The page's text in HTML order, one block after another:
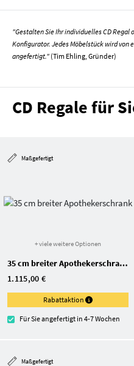
"Gestalten Sie Ihr individuelles CD Regal
Konfigurator. Jedes Möbelstück wird von
angefertigt." (Tim Ehling, Gründer)
CD Regale für
Maßgefertigt
+ viele weitere Optionen
35 cm breiter Apothekerschrank
1.115,00 €
Rabattaktion
Für Sie angefertigt in 4-7 Wochen
Maßgefertigt